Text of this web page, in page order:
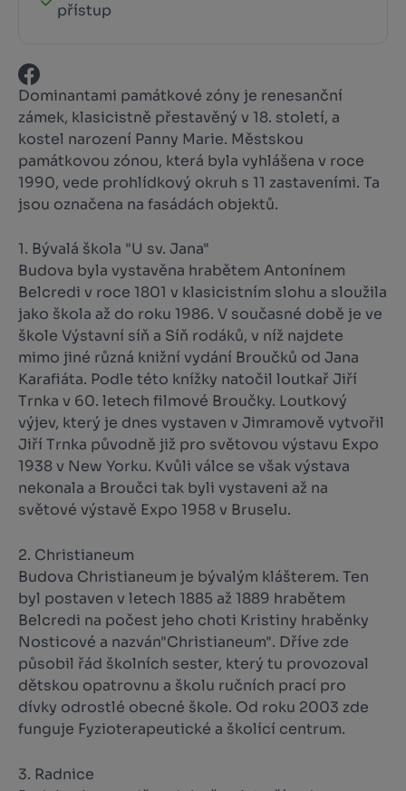
přístup
Dominantami památkové zóny je renesanční
zámek, klasicistně přestavěný v 18. století, a
kostel narození Panny Marie. Městskou
památkovou zónou, která byla vyhlášena v roce
1990, vede prohlídkový okruh s 11 zastaveními. Ta
jsou označena na fasádách objektů.
1. Bývalá škola "U sv. Jana"
Budova byla vystavěna hrabětem Antonínem
Belcredi v roce 1801 v klasicistním slohu a sloužila
jako škola až do roku 1986. V současné době je ve
škole Výstavní síň a Síň rodáků, v níž najdete
mimo jiné různá knižní vydání Broučků od Jana
Karafiáta. Podle této knížky natočil loutkař Jiří
Trnka v 60. letech filmové Broučky. Loutkový
výjev, který je dnes vystaven v Jimramově vytvořil
Jiří Trnka původně již pro světovou výstavu Expo
1938 v New Yorku. Kvůli válce se však výstava
nekonala a Broučci tak byli vystaveni až na
světové výstavě Expo 1958 v Bruselu.
2. Christianeum
Budova Christianeum je bývalým klášterem. Ten
byl postaven v letech 1885 až 1889 hrabětem
Belcredi na počest jeho choti Kristiny hraběnky
Nosticové a nazván"Christianeum". Dříve zde
působil řád školních sester, který tu provozoval
dětskou opatrovnu a školu ručních prací pro
dívky odrostlé obecné škole. Od roku 2003 zde
funguje Fyzioterapeutické a školící centrum.
3. Radnice